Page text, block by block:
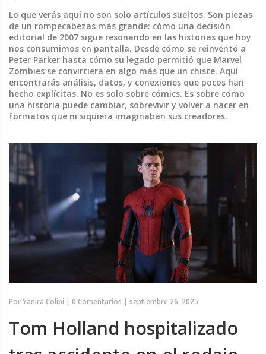
Lo que verás aquí no son solo artículos sueltos. Son piezas
de un rompecabezas más grande: cómo una decisión
editorial de 2007 sigue resonando en las historias que hoy
nos consumimos en pantalla. Desde cómo se reinventó a
Peter Parker hasta cómo su legado permitió que Marvel
Zombies se convirtiera en algo más que un chiste. Aquí
encontrarás análisis, datos, y conexiones que pocos han
hecho explícitas. No es solo sobre cómics. Es sobre cómo
una historia puede cambiar, sobrevivir y volver a nacer en
formatos que ni siquiera imaginaban sus creadores.
PorYanira Colipi | 0 Comentarios | septiembre 26, 2025
Tom Holland hospitalizado